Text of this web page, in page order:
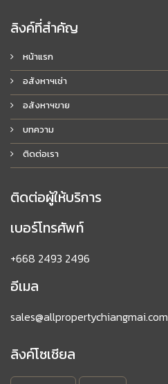
ลิงค์ที่สำคัญ
หน้าแรก
อสังหาฯเช่า
อสังหาฯขาย
บทความ
ติดต่อเรา
ติดต่อผู้ให้บริการ
เบอร์โทรศัพท์
+668 2493 2496
อีเมล
sales@allpropertychiangmai.com
ลิงค์โซเชียล